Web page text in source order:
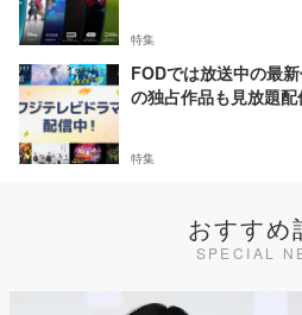
特集
FODでは放送中の最
の独占作品も見放題配
特集
おすすめ
SPECIAL